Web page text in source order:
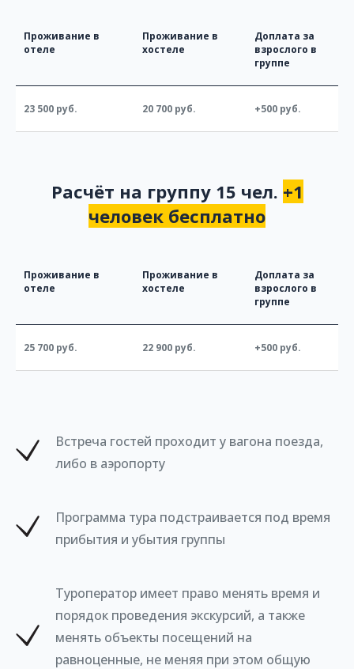
Проживание в
отеле
Проживание в
хостеле
Доплата за
взрослого в
группе
23 500 руб. 20 700 руб. +500 руб.
Расчёт на группу 15 чел. +1
человек бесплатно
Проживание в
отеле
Проживание в
хостеле
Доплата за
взрослого в
группе
25 700 руб. 22 900 руб. +500 руб.
Встреча гостей проходит у вагона поезда,
либо в аэропорту
Программа тура подстраивается под время
прибытия и убытия группы
Туроператор имеет право менять время и
порядок проведения экскурсий, а также
менять объекты посещений на
равноценные, не меняя при этом общую